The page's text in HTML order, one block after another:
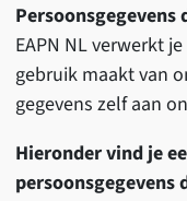
EAPN NL verwerkt
gebruik maakt van
gegevens zelf aan
Hieronder vind je
persoonsgegevens